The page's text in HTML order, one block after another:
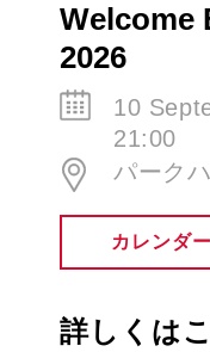
Welcome
2026
10
21:00
パーク
カレンダ
詳しくは